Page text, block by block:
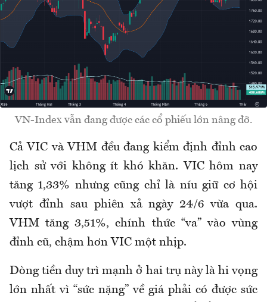
VN-Index vẫn đang được các cổ phiếu lớn nâng đỡ.
Cả VIC và VHM đều đang kiểm định đỉnh cao
lịch sử với không ít khó khăn. VIC hôm nay
tăng 1,33% nhưng cũng chỉ là níu giữ cơ hội
vượt đỉnh sau phiên xả ngày 24/6 vừa qua.
VHM tăng 3,51%, chính thức “va” vào vùng
đỉnh cũ, chậm hơn VIC một nhịp.
Dòng tiền duy trì mạnh ở hai trụ này là hi vọng
lớn nhất vì “sức nặng” về giá phải có được sức